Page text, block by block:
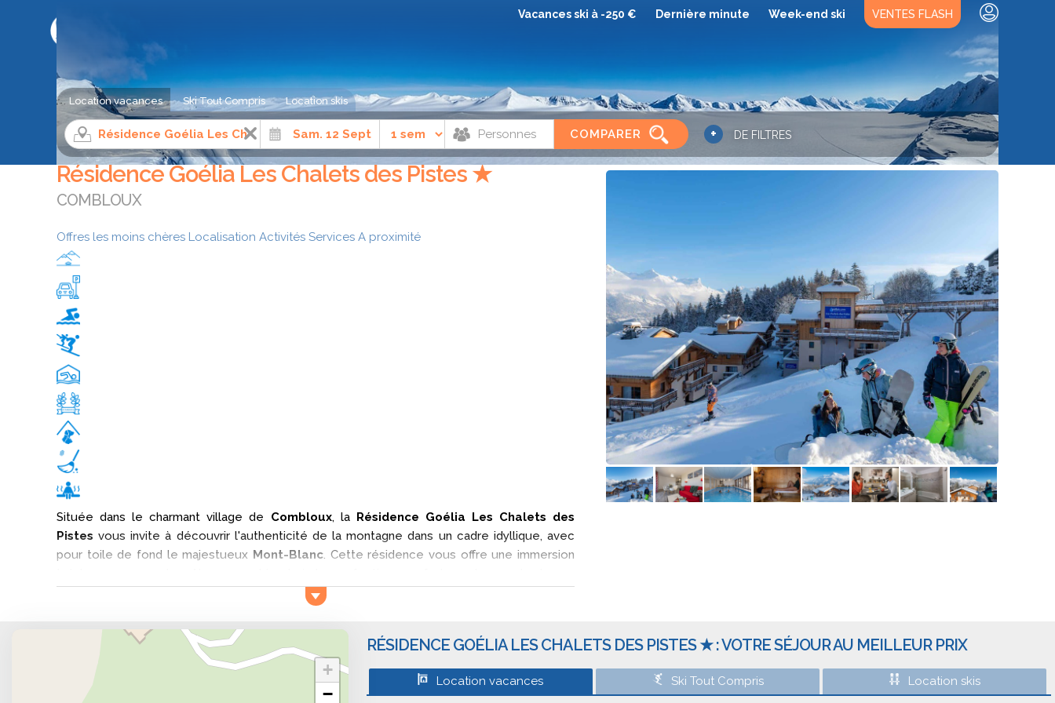
LE COMPARATEUR DE SÉJOUR AU SKI
Vacances ski à -250 € Dernière minute Week-end ski VENTES FLASH
Location vacances Ski Tout Compris Location skis
COMPARER + DE FILTRES
Location appartement ski Alpes du Nord Haute-Savoie Combloux Résidence Goélia Les Chalets des Pistes
Résidence Goélia Les Chalets des Pistes ★
COMBLOUX
Offres les moins chères Localisation Activités Services A proximité
Située dans le charmant village de Combloux, la Résidence Goélia Les Chalets des
Pistes vous invite à découvrir l'authenticité de la montagne dans un cadre idyllique, avec
pour toile de fond le majestueux Mont-Blanc. Cette résidence vous offre une immersion
Résidence Goélia Les Chalets des Pistes
rapide aux joies de la glisse. Avec ses 100 km de pistes variées, le domaine est parfait pour
tous les niveaux, du débutant à l'expert, et offre des panoramas spectaculaires sur le massif
du Mont-Blanc à chaque virage.
+
−
RÉSIDENCE GOÉLIA LES CHALETS DES PISTES ★ : VOTRE SÉJOUR AU MEILLEUR PRIX
Location vacances Ski Tout Compris Location skis